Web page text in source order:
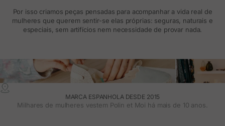
Por isso criamos peças pensadas para acompanhar a vida real de
mulheres que querem sentir-se elas próprias: seguras, naturais e
especiais, sem artifícios nem necessidade de provar nada.
MARCA ESPANHOLA DESDE 2015
Milhares de mulheres vestem Polin et Moi há mais de 10 anos.